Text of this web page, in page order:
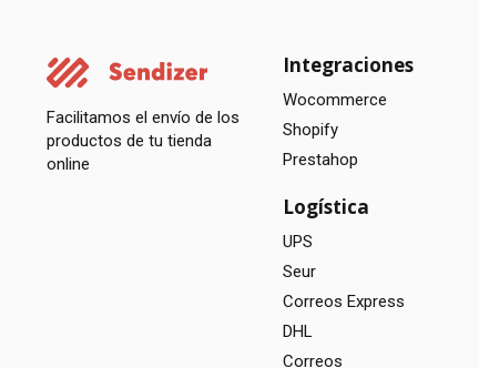
Facilitamos el envío de los
productos de tu tienda
online
Integraciones
Wocommerce
Shopify
Prestahop
Logística
UPS
Seur
Correos Express
DHL
Correos